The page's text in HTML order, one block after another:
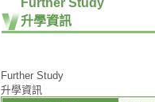
Further Study
升學資訊
Further Study
升學資訊